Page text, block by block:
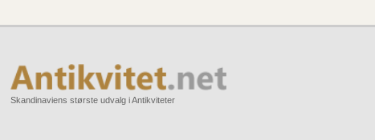
Skandinaviens største udvalg i Antikviteter